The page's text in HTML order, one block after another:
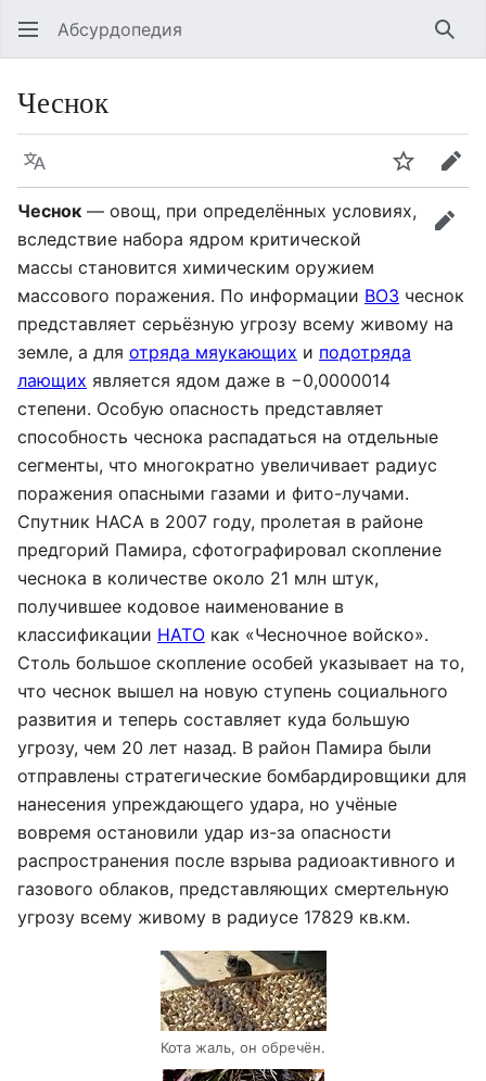
Абсурдопедия
Чеснок
Язык
Чеснок — овощ, при определённых условиях,
вследствие набора ядром критической
массы становится химическим оружием
массового поражения. По информации ВОЗ чеснок
представляет серьёзную угрозу всему живому на
земле, а для отряда мяукающих и подотряда
лающих является ядом даже в −0,0000014
степени. Особую опасность представляет
способность чеснока распадаться на отдельные
сегменты, что многократно увеличивает радиус
поражения опасными газами и фито-лучами.
Спутник НАСА в 2007 году, пролетая в районе
предгорий Памира, сфотографировал скопление
чеснока в количестве около 21 млн штук,
получившее кодовое наименование в
классификации НАТО как «Чесночное войско».
Столь большое скопление особей указывает на то,
что чеснок вышел на новую ступень социального
развития и теперь составляет куда большую
угрозу, чем 20 лет назад. В район Памира были
отправлены стратегические бомбардировщики для
нанесения упреждающего удара, но учёные
вовремя остановили удар из-за опасности
распространения после взрыва радиоактивного и
газового облаков, представляющих смертельную
угрозу всему живому в радиусе 17829 кв.км.
Кота жаль, он обречён.